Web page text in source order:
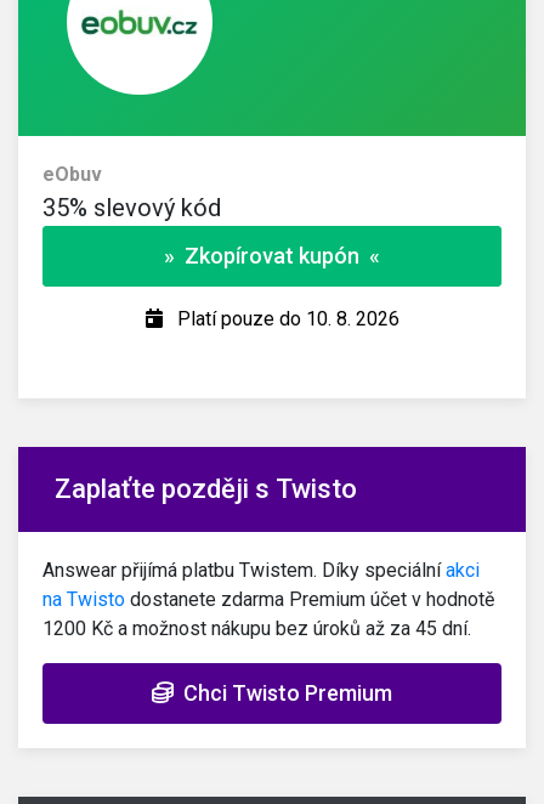
eObuv
35% slevový kód
» Zkopírovat kupón «
Platí pouze do 10. 8. 2026
Zaplaťte později s Twisto
Answear přijímá platbu Twistem. Díky speciálníakci
na Twisto dostanete zdarma Premium účet v hodnotě
1200 Kč a možnost nákupu bez úroků až za 45 dní.
Chci Twisto Premium